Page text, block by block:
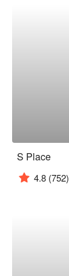
S Place
4.8 (752)